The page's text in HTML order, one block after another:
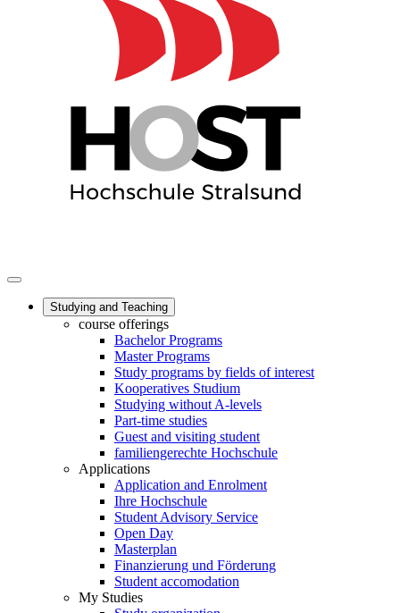
Studying and Teaching
course offerings
Bachelor Programs
Master Programs
Study programs by fields of interest
Kooperatives Studium
Studying without A-levels
Part-time studies
Guest and visiting student
familiengerechte Hochschule
Applications
Application and Enrolment
Ihre Hochschule
Student Advisory Service
Open Day
Masterplan
Finanzierung und Förderung
Student accomodation
My Studies